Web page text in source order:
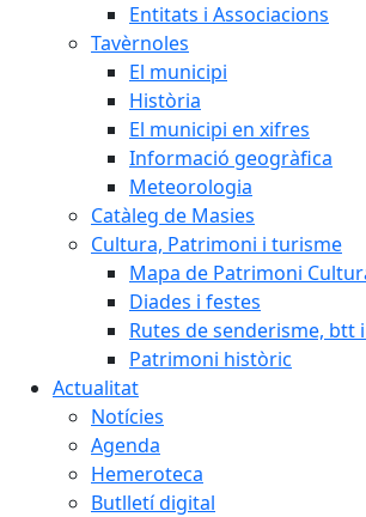
Entitats i Associacions
Tavèrnoles
El municipi
Història
El municipi en xifres
Informació geogràfica
Meteorologia
Catàleg de Masies
Cultura, Patrimoni i turisme
Mapa de Patrimoni
Diades i festes
Rutes de senderisme, btt
Patrimoni històric
Actualitat
Notícies
Agenda
Hemeroteca
Butlletí digital